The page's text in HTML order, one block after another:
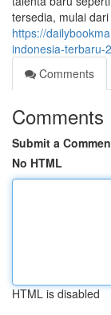
tersedia, mulai
https://
indonesia-terbaru-
Comments
Comments
Submit a
No HTML
HTML is disabled